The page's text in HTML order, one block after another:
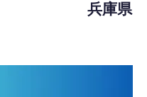
兵庫県